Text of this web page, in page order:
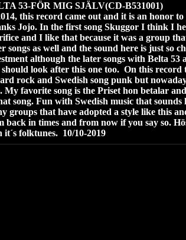
53-FÖR MIG SJÄLV(CD-B531001)
this record came out and it is an honor to
Jojo. In the first song Skuggor I think I
and I like that because it was a group
songs as well and the sound here is just so
although the later songs with Belta
look after this one too. On this record
rock and Swedish song punk but
My favorite song is the Priset hon betalar
song. Fun with Swedish music that
groups that have adopted a style like this
back in times and from now if you say so.
it´s folktunes. 10/10-2019